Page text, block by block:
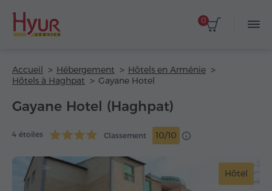
0
Accueil Hébergement
Hôtels en Arménie
Hôtels à Haghpat
Gayane Hotel
Gayane Hotel (Haghpat)
4 étoiles Classement 10/10
Hôtel